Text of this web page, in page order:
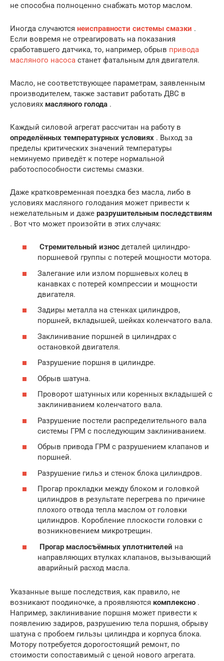
не способна полноценно снабжать мотор маслом.
Иногда случаются неисправности системы смазки .
Если вовремя не отреагировать на показания
сработавшего датчика, то, например, обрыв привода
масляного насоса станет фатальным для двигателя.
Масло, не соответствующее параметрам, заявленным
производителем, также заставит работать ДВС в
условиях масляного голода .
Каждый силовой агрегат рассчитан на работу в
определённых температурных условиях . Выход за
пределы критических значений температуры
неминуемо приведёт к потере нормальной
работоспособности системы смазки.
Даже кратковременная поездка без масла, либо в
условиях масляного голодания может привести к
нежелательным и даже разрушительным последствиям
. Вот что может произойти в этих случаях:
Стремительный износ деталей цилиндро-
поршневой группы с потерей мощности мотора.
Залегание или излом поршневых колец в
канавках с потерей компрессии и мощности
двигателя.
Задиры металла на стенках цилиндров,
поршней, вкладышей, шейках коленчатого вала.
Заклинивание поршней в цилиндрах с
остановкой двигателя.
Разрушение поршня в цилиндре.
Обрыв шатуна.
Проворот шатунных или коренных вкладышей с
заклиниванием коленчатого вала.
Разрушение постели распределительного вала
системы ГРМ с последующим заклиниванием.
Обрыв привода ГРМ с разрушением клапанов и
поршней.
Разрушение гильз и стенок блока цилиндров.
Прогар прокладки между блоком и головкой
цилиндров в результате перегрева по причине
плохого отвода тепла маслом от головки
цилиндров. Коробление плоскости головки с
возникновением микротрещин.
Прогар маслосъёмных уплотнителей на
направляющих втулках клапанов, вызывающий
аварийный расход масла.
Указанные выше последствия, как правило, не
возникают поодиночке, а проявляются комплексно .
Например, заклинивание поршня может привести к
появлению задиров, разрушению тела поршня, обрыву
шатуна с пробоем гильзы цилиндра и корпуса блока.
Мотору потребуется дорогостоящий ремонт, по
стоимости сопоставимый с ценой нового агрегата.